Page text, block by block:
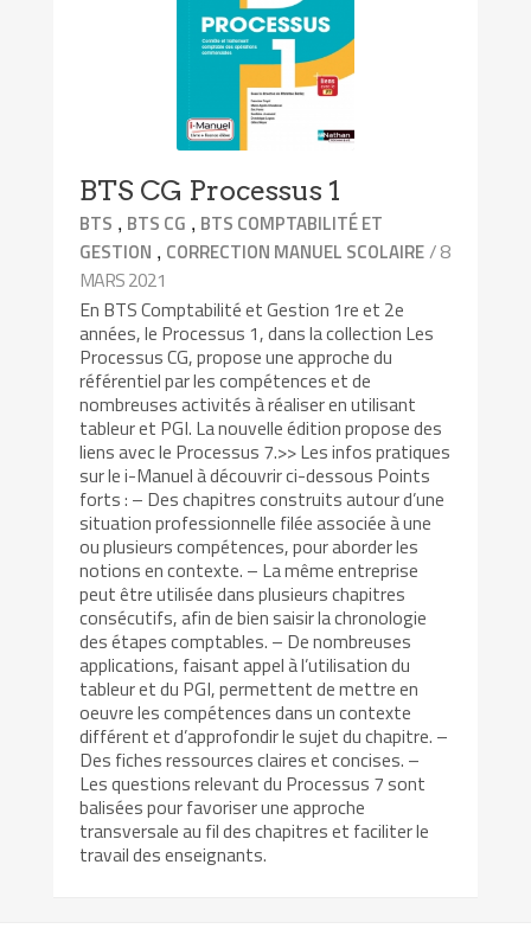
BTS CG Processus 1
BTS , BTS CG , BTS COMPTABILITÉ ET
GESTION , CORRECTION MANUEL SCOLAIRE/ 8
MARS 2021
En BTS Comptabilité et Gestion 1re et 2e
années, le Processus 1, dans la collection Les
Processus CG, propose une approche du
référentiel par les compétences et de
nombreuses activités à réaliser en utilisant
tableur et PGI. La nouvelle édition propose des
liens avec le Processus 7.>> Les infos pratiques
sur le i-Manuel à découvrir ci-dessous Points
forts : – Des chapitres construits autour d’une
situation professionnelle filée associée à une
ou plusieurs compétences, pour aborder les
notions en contexte. – La même entreprise
peut être utilisée dans plusieurs chapitres
consécutifs, afin de bien saisir la chronologie
des étapes comptables. – De nombreuses
applications, faisant appel à l’utilisation du
tableur et du PGI, permettent de mettre en
oeuvre les compétences dans un contexte
différent et d’approfondir le sujet du chapitre. –
Des fiches ressources claires et concises. –
Les questions relevant du Processus 7 sont
balisées pour favoriser une approche
transversale au fil des chapitres et faciliter le
travail des enseignants.